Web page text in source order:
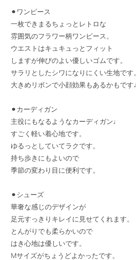
⚫︎ワンピース
一枚できまるちょっとレトロな
雰囲気のフラワー柄ワンピース。
ウエストはキュキュっとフィット
しますが伸びのよい優しいゴムです。
サラリとしたシワになりにくい生地です。
大きめリボンで小顔効果もあるかもです♩
⚫︎カーディガン
主役にもなるようなカーディガン♩
すごく軽い着心地です。
ゆるっとしていてラクです。
持ち歩きにもよいので
季節の変わり目に便利です。
⚫︎シューズ
華奢な感じのデザインが
足元すっきりキレイに見せてくれます。
とんがりでも柔らかいので
はき心地は優しいです。
Mサイズがちょうどよかったです。